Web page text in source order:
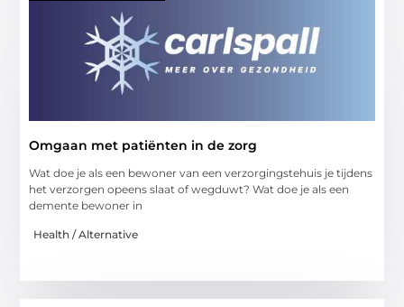
Omgaan met patiënten in de zorg
Wat doe je als een bewoner van een verzorgingstehuis je tijdens
het verzorgen opeens slaat of wegduwt? Wat doe je als een
demente bewoner in
Health / Alternative